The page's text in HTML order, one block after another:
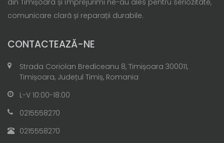
comunicare clară și reparații durabile.
CONTACTEAZĂ-NE
Strada Coriolan Brediceanu 8, Timișoara 300011,
Timișoara, Județul Timiș, Romania
L-V 10:00-18:00
0215558270
0215558270